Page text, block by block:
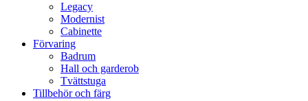
Legacy
Modernist
Cabinette
Förvaring
Badrum
Hall och garderob
Tvättstuga
Tillbehör och färg